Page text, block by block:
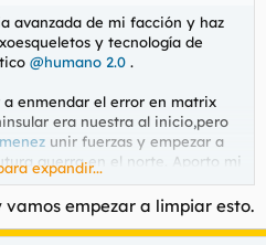
avanzada de mi facción y haz
y tecnología de
@humano 2.0 .
enmendar el error en matrix
era nuestra al inicio,pero
unir fuerzas y empezar a
guerra en el norte. Aporto mi
una escopeta de maquillaje de
Lo que si puedo mejorarle
la vida,a una navaja laser como
armonico de mega
expandir...
empezar a limpiar esto.